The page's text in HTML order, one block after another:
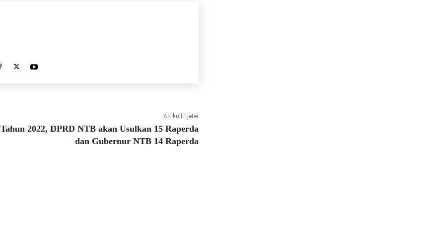
Artikulli tjetër
Tahun 2022, DPRD NTB akan Usulkan 15 Raperda
dan Gubernur NTB 14 Raperda